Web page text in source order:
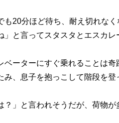
も20分ほど待ち、耐え切れな
」と言ってスタスタとエスカ
ベーターにすぐ乗れることは
、息子を抱っこして階段を登
？」と言われそうだが、荷物